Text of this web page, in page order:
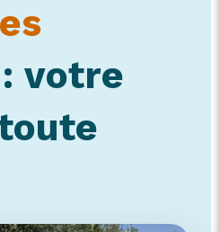
: votre